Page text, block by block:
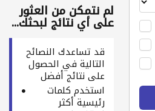
لم نتمكن من العثور
على أي نتائج لبحثك...
قد تساعدك النصائح
التالية في الحصول
على نتائج أفضل
استخدم كلمات
رئيسية أكثر